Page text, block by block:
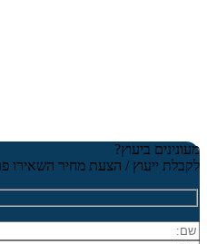
מעונינים ביעוץ?
לקבלת ייעוץ / הצעת מחיר השאירו